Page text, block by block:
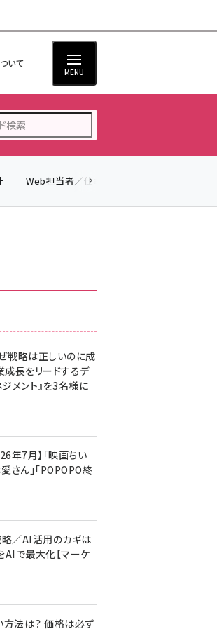
いて
MENU
(1629)
Web担当者／仕事
戦略は正しいのに成
長をリードするデ
メント』を3名様に
年7月】「映画ちい
さん」「POPOPO終
略／AI活用のカギは
AIで最大化【マーケ
法は？ 価格は必ず